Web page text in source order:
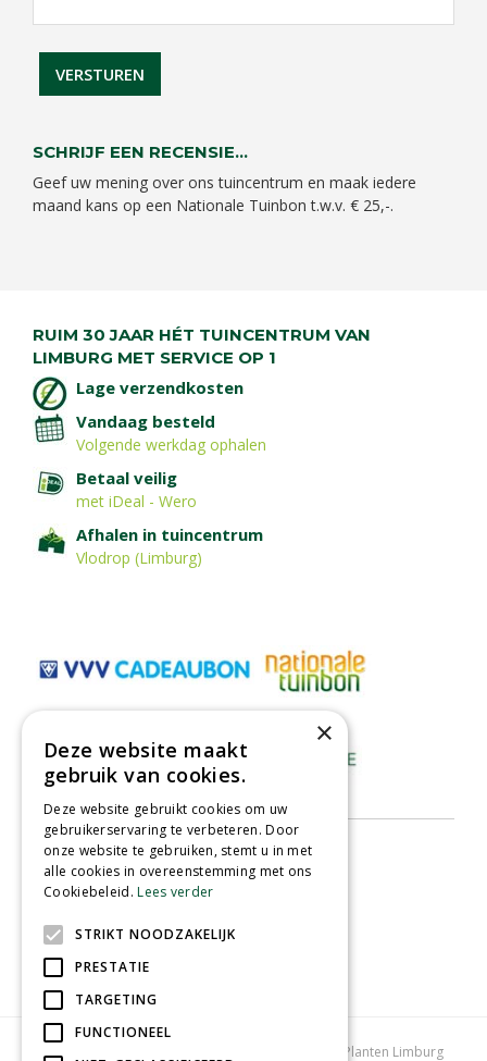
SCHRIJF EEN RECENSIE...
Geef uw mening over ons tuincentrum en maak iedere
maand kans op een Nationale Tuinbon t.w.v. € 25,-.
RUIM 30 JAAR HÉT TUINCENTRUM VAN
LIMBURG MET SERVICE OP 1
Lage verzendkosten
Vandaag besteld
Volgende werkdag ophalen
Betaal veilig
met iDeal - Wero
Afhalen in tuincentrum
Vlodrop (Limburg)
Tuincentrum Limburg Planten Limburg
×
Deze website maakt
gebruik van cookies.
Deze website gebruikt cookies om uw
gebruikerservaring te verbeteren. Door
onze website te gebruiken, stemt u in met
alle cookies in overeenstemming met ons
Cookiebeleid.Lees verder
STRIKT NOODZAKELIJK
PRESTATIE
TARGETING
FUNCTIONEEL